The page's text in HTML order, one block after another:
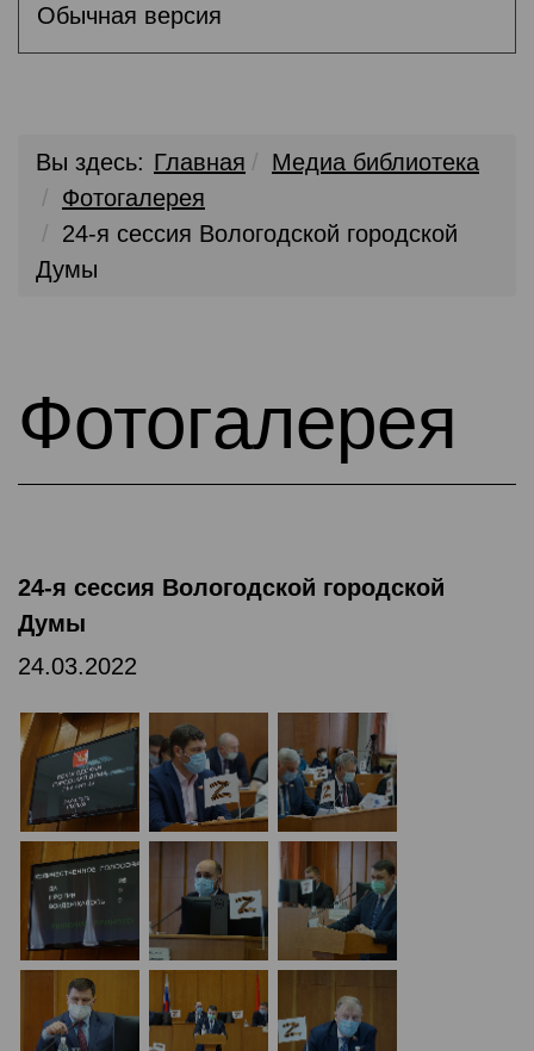
Обычная версия
Вы здесь: Главная
Медиа библиотека
Фотогалерея
24-я сессия Вологодской городской
Думы
Фотогалерея
24-я сессия Вологодской городской
Думы
24.03.2022